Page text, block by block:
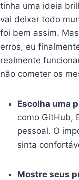
tinha uma ideia
vai deixar todo
foi bem assim.
erros, eu
realmente
não cometer os
Escolha uma
como GitHub,
pessoal. O
sinta
Mostre seus